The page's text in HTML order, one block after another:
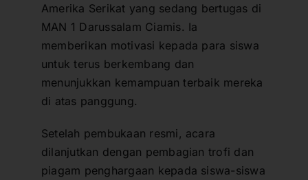
Amerika Serikat yang sedang bertugas di
MAN 1 Darussalam Ciamis. Ia
memberikan motivasi kepada para siswa
untuk terus berkembang dan
menunjukkan kemampuan terbaik mereka
di atas panggung.
Setelah pembukaan resmi, acara
dilanjutkan dengan pembagian trofi dan
piagam penghargaan kepada siswa-siswa